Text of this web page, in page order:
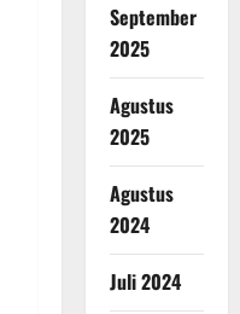
September
2025
Agustus
2025
Agustus
2024
Juli 2024